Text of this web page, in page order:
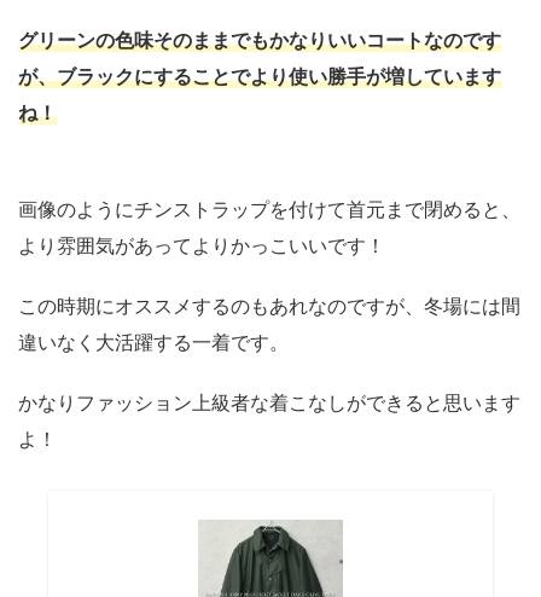
グリーンの色味そのままでもかなりいいコートなのです
が、ブラックにすることでより使い勝手が増しています
ね！
画像のようにチンストラップを付けて首元まで閉めると、
より雰囲気があってよりかっこいいです！
この時期にオススメするのもあれなのですが、冬場には間
違いなく大活躍する一着です。
かなりファッション上級者な着こなしができると思います
よ！